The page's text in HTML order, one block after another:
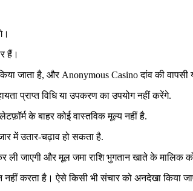
हैं।
है, और Anonymous Casino दांव की वापसी
प्राप्त विधि या उपकरण का उपयोग नहीं करेंगे.
के बाहर कोई वास्तविक मूल्य नहीं है.
में उतार-चढ़ाव हो सकता है.
जाएगी और मूल जमा राशि भुगतान खाते के मालिक
करता है। ऐसे किसी भी संचार को अनदेखा किया